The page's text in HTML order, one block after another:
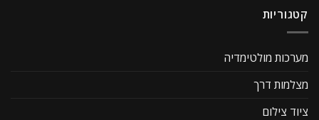
קטגוריות
מערכות מולטימדיה
מצלמות דרך
ציוד צילום